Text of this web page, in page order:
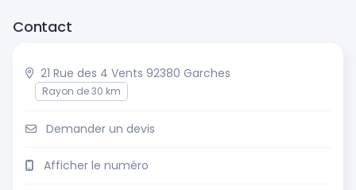
Contact
21 Rue des 4 Vents 92380 Garches
Rayon de 30 km
Demander un devis
Afficher le numéro